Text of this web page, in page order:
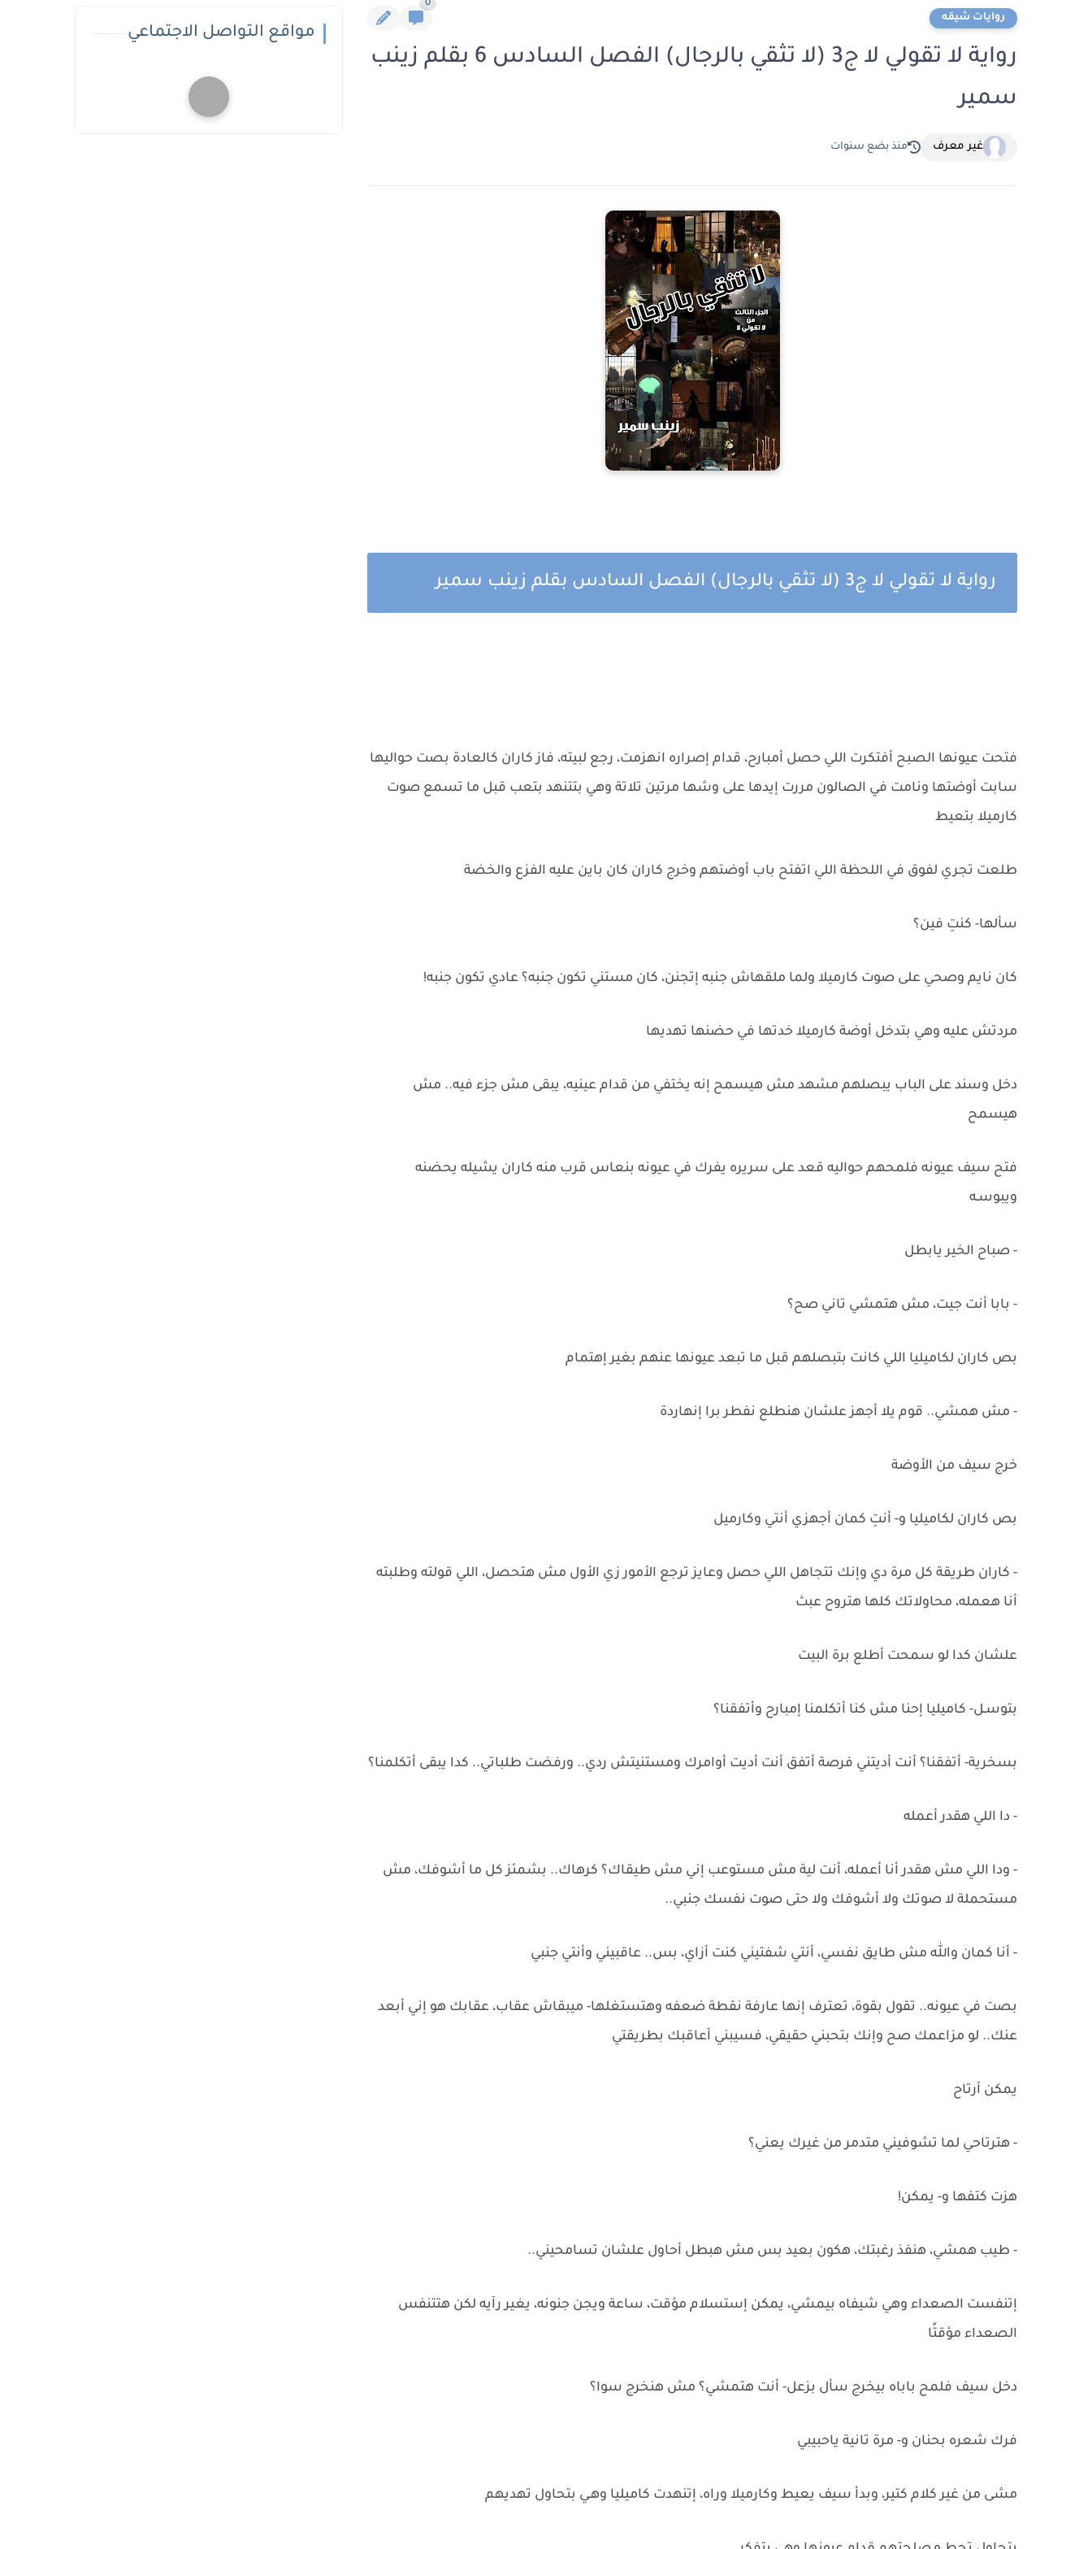
روايات شيقه
0
رواية لا تقولي لا ج3 (لا تثقي بالرجال) الفصل السادس 6 بقلم زينب
سمير
غير معرف منذ بضع سنوات
رواية لا تقولي لا ج3 (لا تثقي بالرجال) الفصل السادس بقلم زينب سمير
فتحت عيونها الصبح أفتكرت اللي حصل أمبارح، قدام إصراره انهزمت، رجع لبيته، فاز كاران كالعادة بصت حواليها
سابت أوضتها ونامت في الصالون مررت إيدها على وشها مرتين تلاتة وهي بتتنهد بتعب قبل ما تسمع صوت
كارميلا بتعيط
طلعت تجري لفوق في اللحظة اللي اتفتح باب أوضتهم وخرج كاران كان باين عليه الفزع والخضة
سألها- كنتِ فين؟
كان نايم وصحي على صوت كارميلا ولما ملقهاش جنبه إتجنن، كان مستني تكون جنبه؟ عادي تكون جنبه!
مردتش عليه وهي بتدخل أوضة كارميلا خدتها في حضنها تهديها
دخل وسند على الباب يبصلهم مشهد مش هيسمح إنه يختفي من قدام عينيه، يبقى مش جزء فيه.. مش
هيسمح
فتح سيف عيونه فلمحهم حواليه قعد على سريره يفرك في عيونه بنعاس قرب منه كاران يشيله يحضنه
ويبوسـه
- صباح الخير يابطل
- بابا أنت جيت، مش هتمشي تاني صح؟
بص كاران لكاميليا اللي كانت بتبصلهم قبل ما تبعد عيونها عنهم بغير إهتمام
- مش همشي.. قوم يلا أجهز علشان هنطلع نفطر برا إنهاردة
خرج سيف من الأوضة
بص كاران لكاميليا و- أنتِ كمان أجهزي أنتي وكارميل
- كاران طريقة كل مرة دي وإنك تتجاهل اللي حصل وعايز ترجع الأمور زي الأول مش هتحصل، اللي قولته وطلبته
أنا هعمله، محاولاتك كلها هتروح عبث
علشان كدا لو سمحت أطلع برة البيت
بتوسـل- كاميليا إحنا مش كنا أتكلمنا إمبارح وأتفقنا؟
بسخرية- أتفقنا؟ أنت أديتني فرصة أتفق أنت أديت أوامرك ومستنيتش ردي.. ورفضت طلباتي.. كدا يبقى أتكلمنا؟
- دا اللي هقدر أعمله
- ودا اللي مش هقدر أنا أعمله، أنت لية مش مستوعب إني مش طيقاك؟ كرهاك.. بشمئز كل ما أشوفك، مش
مستحملة لا صوتك ولا أشوفك ولا حتى صوت نفسك جنبي..
- أنا كمان والله مش طايق نفسي، أنتي شفتيني كنت أزاي، بس.. عاقبيني وأنتي جنبي
بصت في عيونه.. تقول بقوة، تعترف إنها عارفة نقطة ضعفه وهتستغلها- ميبقاش عقاب، عقابك هو إني أبعد
عنك.. لو مزاعمك صح وإنك بتحبني حقيقي، فسيبني أعاقبك بطريقتي
يمكن أرتاح
- هترتاحي لما تشوفيني متدمر من غيرك يعني؟
هزت كتفها و- يمكن!
- طيب همشي، هنفذ رغبتك، هكون بعيد بس مش هبطل أحاول علشان تسامحيني..
إتنفست الصعداء وهي شيفاه بيمشي، يمكن إستسلام مؤقت، ساعة ويجن جنونه، يغير رآيه لكن هتتنفس
الصعداء مؤقتًا
دخل سيف فلمح باباه بيخرج سأل بزعل- أنت هتمشي؟ مش هنخرج سوا؟
فرك شعره بحنان و- مرة تانية ياحبيبي
مشى من غير كلام كتير، وبدأ سيف يعيط وكارميلا وراه، إتنهدت كاميليا وهـي بتحاول تهديهم
مواقع التواصل الاجتماعي